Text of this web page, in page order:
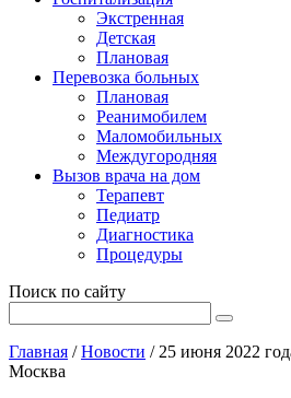
Экстренная
Детская
Плановая
Перевозка больных
Плановая
Реанимобилем
Маломобильных
Междугородняя
Вызов врача на дом
Терапевт
Педиатр
Диагностика
Процедуры
Поиск по сайту
Главная /Новости / 25 июня 2022
Москва